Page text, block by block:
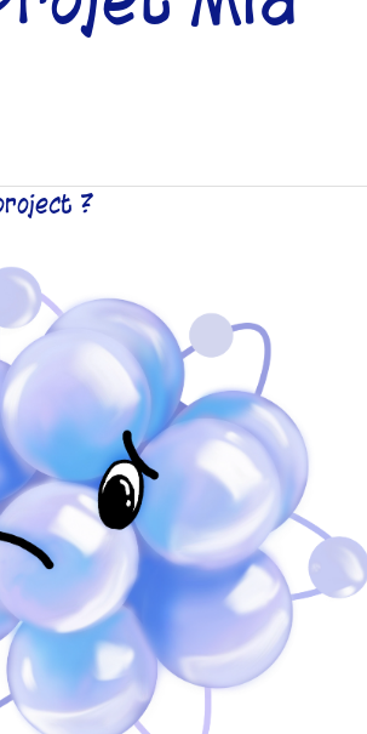
?